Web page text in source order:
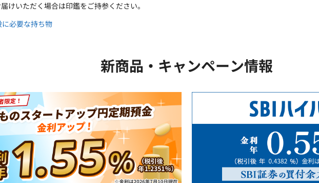
けいただく場合は印鑑をご持参ください。
必要な持ち物
新商品・キャンペーン情報